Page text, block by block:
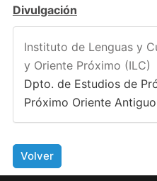
Divulgación
Instituto de Lenguas y
y Oriente Próximo (ILC)
Dpto. de Estudios de
Próximo Oriente Antiguo
Volver